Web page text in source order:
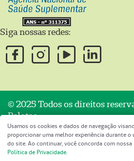
Siga nossas redes:
© 2025 Todos os direitos
Pelotas
Usamos os cookies e dados de navegação
proporcionar uma melhor experiência durante o
do site. Ao continuar, você concorda com nossa
Política de Privacidade.